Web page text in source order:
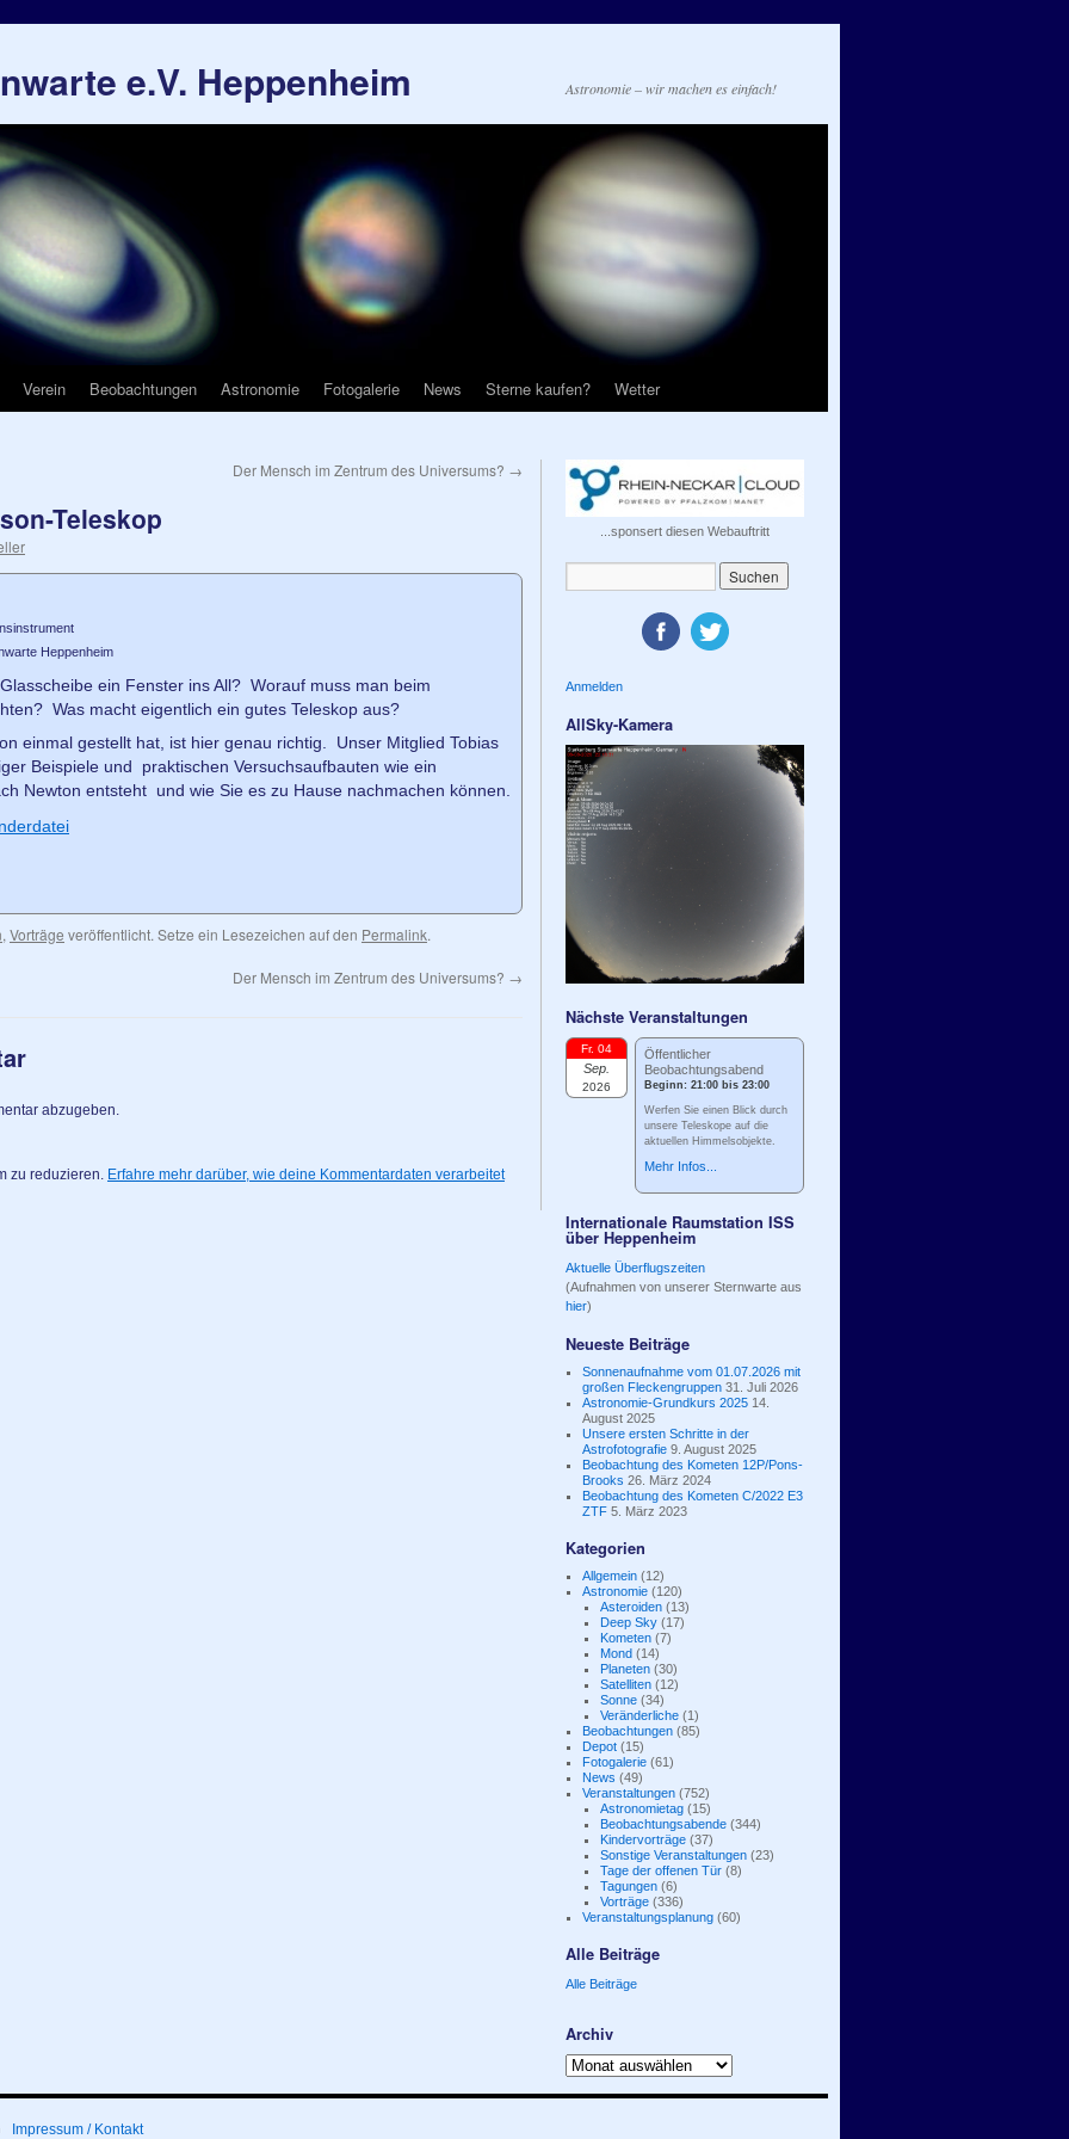
e.V. Heppenheim Astronomie – wir machen es einfach!
Verein Beobachtungen Astronomie Fotogalerie News Sterne kaufen? Wetter
Der Mensch im Zentrum des Universums? →
Teleskop
Heppenheim
ein Fenster ins All? Worauf muss man beim
Was macht eigentlich ein gutes Teleskop aus?
einmal gestellt hat, ist hier genau richtig. Unser Mitglied Tobias
Beispiele und praktischen Versuchsaufbauten wie ein
Newton entsteht und wie Sie es zu Hause nachmachen können.
, Vorträge veröffentlicht. Setze ein Lesezeichen auf den Permalink.
Der Mensch im Zentrum des Universums? →
abzugeben.
zu reduzieren. Erfahre mehr darüber, wie deine Kommentardaten verarbeitet
...sponsert diesen Webauftritt
Anmelden
AllSky-Kamera
Nächste Veranstaltungen
Fr. 04
Sep.
2026
Öffentlicher
Beobachtungsabend
Beginn: 21:00 bis 23:00
Werfen Sie einen Blick durch
unsere Teleskope auf die
aktuellen Himmelsobjekte.
Mehr Infos...
Internationale Raumstation ISS
über Heppenheim
Aktuelle Überflugszeiten
(Aufnahmen von unserer Sternwarte aus
hier)
Neueste Beiträge
Sonnenaufnahme vom 01.07.2026 mit
großen Fleckengruppen 31. Juli 2026
Astronomie-Grundkurs 2025 14.
August 2025
Unsere ersten Schritte in der
Astrofotografie 9. August 2025
Beobachtung des Kometen 12P/Pons-
Brooks 26. März 2024
Beobachtung des Kometen C/2022 E3
ZTF 5. März 2023
Kategorien
Allgemein (12)
Astronomie (120)
Asteroiden(13)
Deep Sky(17)
Kometen(7)
Mond(14)
Planeten(30)
Satelliten(12)
Sonne(34)
Veränderliche(1)
Beobachtungen (85)
Depot (15)
Fotogalerie (61)
News (49)
Veranstaltungen (752)
Astronomietag(15)
Beobachtungsabende(344)
Kindervorträge(37)
Sonstige Veranstaltungen(23)
Tage der offenen Tür(8)
Tagungen(6)
Vorträge(336)
Veranstaltungsplanung (60)
Alle Beiträge
Alle Beiträge
Archiv
Archiv
Impressum / Kontakt